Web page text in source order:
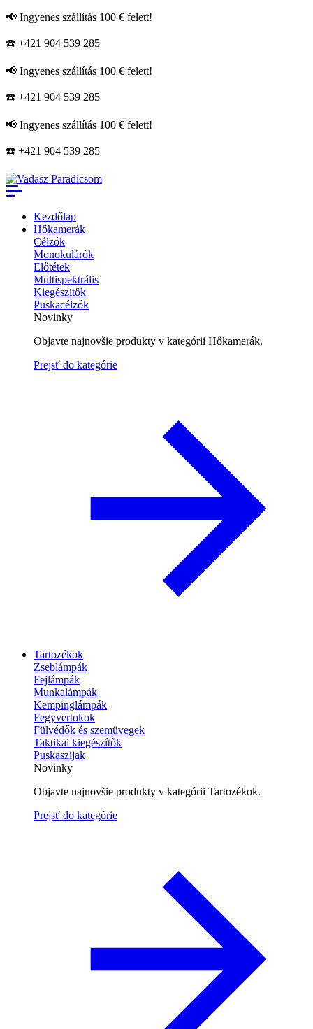
📢 Ingyenes szállítás 100 € felett!
☎️ +421 904 539 285
📢 Ingyenes szállítás 100 € felett!
☎️ +421 904 539 285
📢 Ingyenes szállítás 100 € felett!
☎️ +421 904 539 285
Kezdőlap
Hőkamerák
Célzók
Monokulárók
Előtétek
Multispektrális
Kiegészítők
Puskacélzók
Novinky
Objavte najnovšie produkty v kategórii Hőkamerák.
Prejsť do kategórie
Tartozékok
Zseblámpák
Fejlámpák
Munkalámpák
Kempinglámpák
Fegyvertokok
Fülvédők és szemüvegek
Taktikai kiegészítők
Puskaszíjak
Novinky
Objavte najnovšie produkty v kategórii Tartozékok.
Prejsť do kategórie